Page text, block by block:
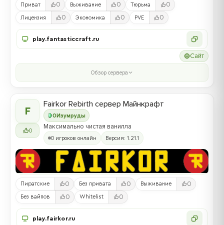
Приват 0 Выживание 0 Тюрьма 0
Лицензия 0 Экономика 0 PVE 0
play.fantasticcraft.ru
Сайт
Обзор сервера
F
0
0Изумруды
Fairkor Rebirth сервер Майнкрафт
Максимально чистая ванилла
0 игроков онлайн Версия: 1.21.1
Пиратские 0 Без привата 0 Выживание 0
Без вайпов 0 Whitelist 0
play.fairkor.ru